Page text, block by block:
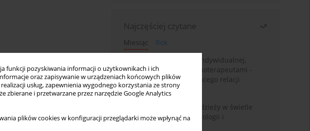
funkcji pozyskiwania informacji o użytkownikach i ich
oraz zapisywanie w urządzeniach końcowych plików
usług, zapewnienia wygodnego korzystania ze strony
zbierane i przetwarzane przez narzędzie Google Analytics
plików cookies w konfiguracji przeglądarki może wpłynąć na
Najczęściej czytane
Miesiąc
Rok
Pacjenci psychoterapii indywidualnej,
którzy chcą zostać psychoterapeutami -
analiza zjawiska dotyczącego relacji
terapeutycznej
Samookaleczenia u młodzieży w świetle
współczesnej psychopatologii i